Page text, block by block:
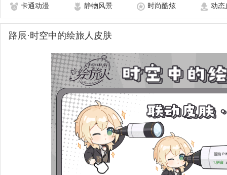
卡通动漫 静物风景 时尚酷炫 动态
路辰·时空中的绘旅人皮肤